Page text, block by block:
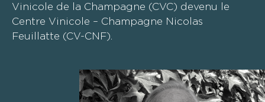
Vinicole de la Champagne (CVC) devenu le
Centre Vinicole – Champagne Nicolas
Feuillatte (CV-CNF).